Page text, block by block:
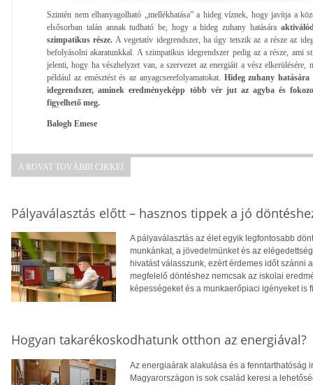
Szintén nem elhanyagolható „mellékhatása” a hideg víznek, hogy javítja a
elsősorban talán annak tudható be, hogy a hideg zuhany hatására
szimpatikus része. A vegetatív idegrendszer, ha úgy tetszik az a része az
befolyásolni akaratunkkal. A szimpatikus idegrendszer pedig az a része, ami
jelenti, hogy ha vészhelyzet van, a szervezet az energiáit a vész elkerülésére,
például az emésztést és az anyagcserefolyamatokat. Hideg zuhany
idegrendszer, aminek eredményeképp több vér jut az agyba és
figyelhető meg.
Balogh Emese
A ROVAT TOVÁBBI CIKKEI
Pályaválasztás előtt – hasznos tippek a jó
A pályaválasztás az élet egyik legfontosabb
munkánkat, a jövedelmünket és az
hivatást válasszunk, ezért érdemes időt szánni
megfelelő döntéshez nemcsak az iskolai
képességeket és a munkaerőpiaci igényeket is
Hogyan takarékoskodhatunk otthon az energiával?
Az energiaárak alakulása és a fenntarthatóság
Magyarországon is sok család keresi a